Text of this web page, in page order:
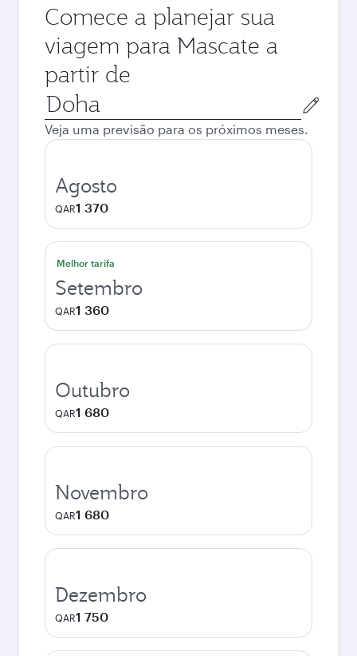
Comece a planejar sua
viagem para Mascate a
partir de
Cidade
de
origem
Veja uma previsão para os próximos meses.
Agosto
QAR1 370
Melhor tarifa
Setembro
QAR1 360
Outubro
QAR1 680
Novembro
QAR1 680
Dezembro
QAR1 750